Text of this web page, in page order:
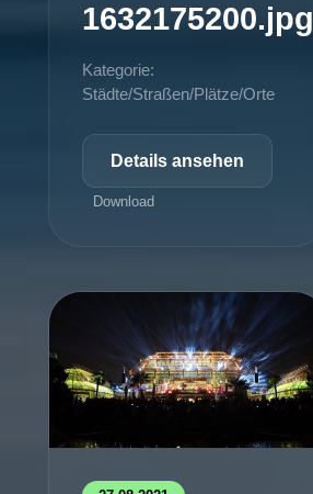
1632175200.jpg
Kategorie:
Städte/Straßen/Plätze/Orte
Details ansehen
Download